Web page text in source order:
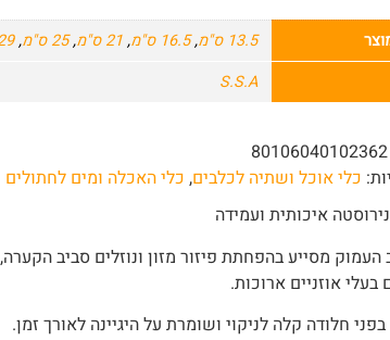
13.5 ס"מ ,16.5 ס"מ ,21 ס"מ ,25 ס"מ ,
29
S.S.A
80106040102362
כלי אוכל ושתיה לכלבים, כלי האכלה ומים לחתולים
איכותית ועמידה
העמוק מסייע בהפחתת פיזור מזון ונוזלים סביב
בעלי אוזניים ארוכות.
חלודה קלה לניקוי ושומרת על היגיינה לאורך זמן.